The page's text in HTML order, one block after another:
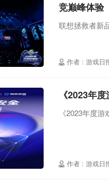
作者 : 游戏日
竞巅峰体验
联想拯救者新
作者 : 游戏日
《2023年
《2023年度